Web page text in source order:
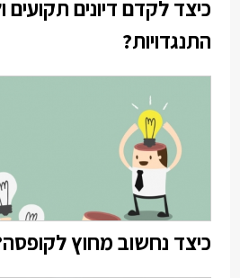
כיצד לקדם דיונים
התנגדויות?
כיצד נחשוב מחוץ